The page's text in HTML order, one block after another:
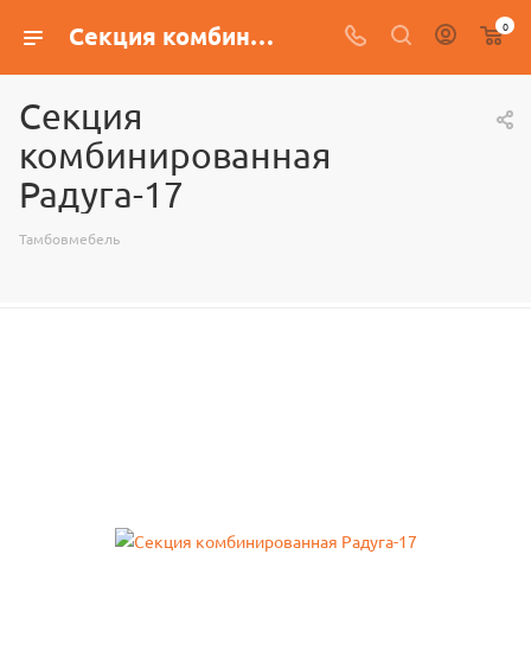
Секция комбинированная Радуга-17 0
Секция
комбинированная
Радуга-17
Тамбовмебель